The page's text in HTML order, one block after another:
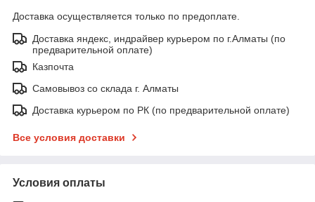
Доставка осуществляется только по предоплате.
Доставка яндекс, индрайвер курьером по г.Алматы (по
предварительной оплате)
Казпочта
Самовывоз со склада г. Алматы
Доставка курьером по РК (по предварительной оплате)
Все условия доставки
Условия оплаты